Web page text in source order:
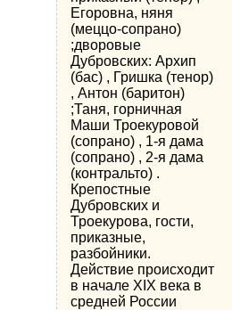
Егоровна, няня
(меццо-сопрано)
;дворовые
Дубровских: Архип
(бас) , Гришка (тенор)
, Антон (баритон)
;Таня, горничная
Маши Троекуровой
(сопрано) , 1-я дама
(сопрано) , 2-я дама
(контральто) .
Крепостные
Дубровских и
Троекурова, гости,
приказные,
разбойники.
Действие происходит
в начале XIX века в
средней России